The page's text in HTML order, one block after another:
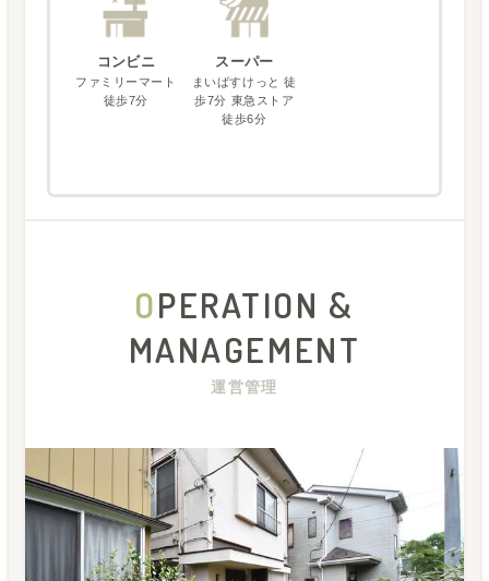
コンビニ
ファミリーマート
徒歩7分
スーパー
まいばすけっと 徒
歩7分 東急ストア
徒歩6分
OPERATION &
MANAGEMENT
運営管理